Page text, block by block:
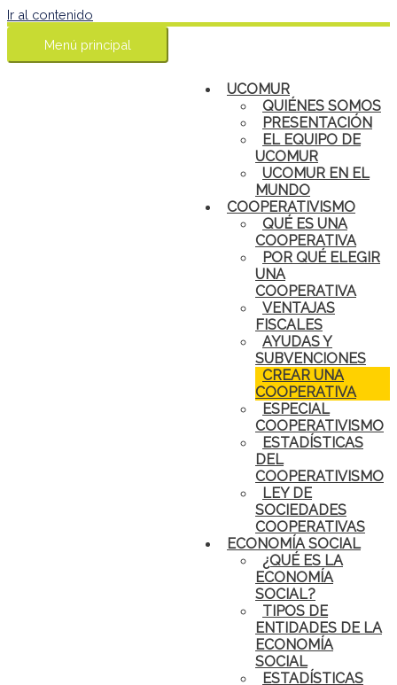
Ir al contenido
Menú principal
UCOMUR
QUIÉNES SOMOS
PRESENTACIÓN
EL EQUIPO DE
UCOMUR
UCOMUR EN EL
MUNDO
COOPERATIVISMO
QUÉ ES UNA
COOPERATIVA
POR QUÉ ELEGIR
UNA
COOPERATIVA
VENTAJAS
FISCALES
AYUDAS Y
SUBVENCIONES
CREAR UNA
COOPERATIVA
ESPECIAL
COOPERATIVISMO
ESTADÍSTICAS
DEL
COOPERATIVISMO
LEY DE
SOCIEDADES
COOPERATIVAS
ECONOMÍA SOCIAL
¿QUÉ ES LA
ECONOMÍA
SOCIAL?
TIPOS DE
ENTIDADES DE LA
ECONOMÍA
SOCIAL
ESTADÍSTICAS